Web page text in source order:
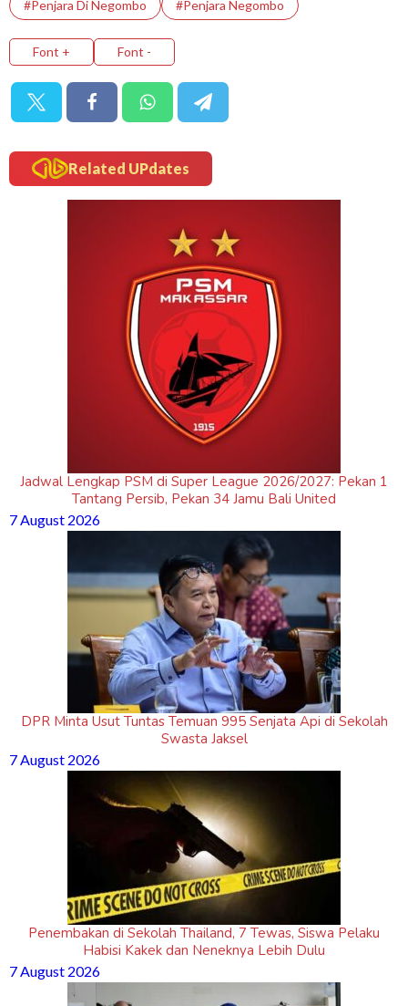
#Penjara Di Negombo #penjara Negombo
Font + Font -
Related UPdates
Jadwal Lengkap PSM di Super League 2026/2027: Pekan 1
Tantang Persib, Pekan 34 Jamu Bali United
7 August 2026
DPR Minta Usut Tuntas Temuan 995 Senjata Api di Sekolah
Swasta Jaksel
7 August 2026
Penembakan di Sekolah Thailand, 7 Tewas, Siswa Pelaku
Habisi Kakek dan Neneknya Lebih Dulu
7 August 2026